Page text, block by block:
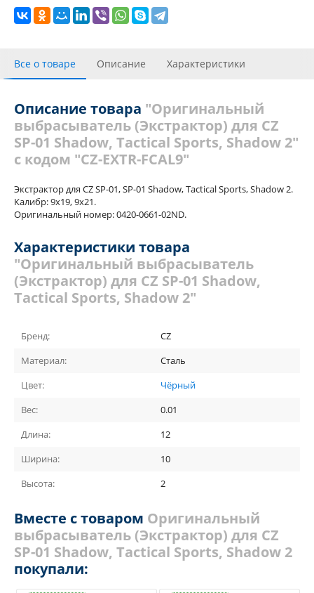
Все о товаре Описание Характеристики
Описание товара "Оригинальный
выбрасыватель (Экстрактор) для CZ
SP-01 Shadow, Tactical Sports, Shadow 2"
с кодом "CZ-EXTR-FCAL9"
Экстрактор для CZ SP-01, SP-01 Shadow, Tactical Sports, Shadow 2.
Калибр: 9x19, 9x21.
Оригинальный номер: 0420-0661-02ND.
Характеристики товара
"Оригинальный выбрасыватель
(Экстрактор) для CZ SP-01 Shadow,
Tactical Sports, Shadow 2"
Бренд:
CZ
Материал:
Сталь
Цвет:
Чёрный
Вес:
0.01
Длина:
12
Ширина:
10
Высота:
2
Вместе с товаром Оригинальный
выбрасыватель (Экстрактор) для CZ
SP-01 Shadow, Tactical Sports, Shadow 2
покупали: